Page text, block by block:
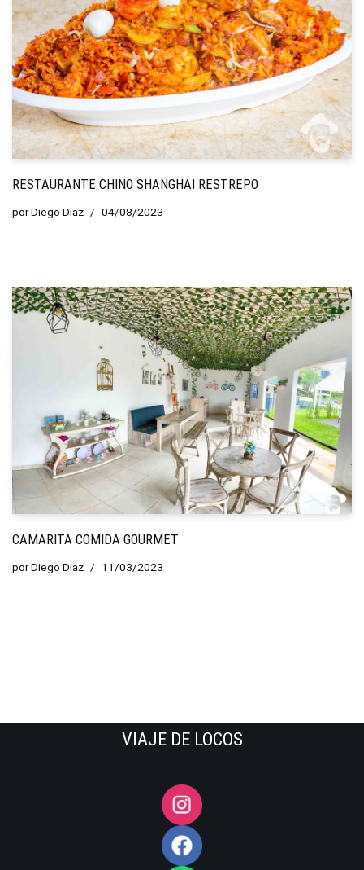
RESTAURANTE CHINO SHANGHAI RESTREPO
porDiego Diaz 04/08/2023
CAMARITA COMIDA GOURMET
porDiego Diaz 11/03/2023
VIAJE DE LOCOS